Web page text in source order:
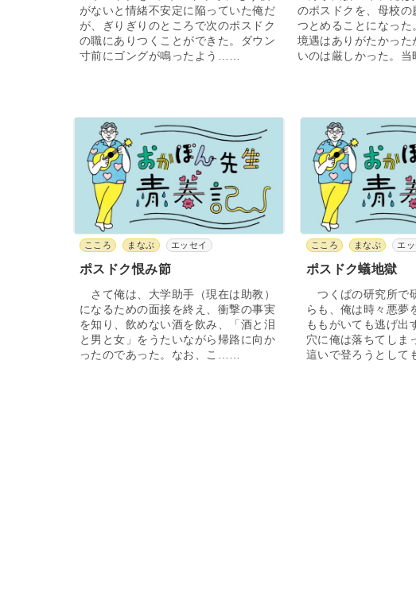
がないと情緒不安定に陥っていた俺だ
が、ぎりぎりのところで次のポスドク
の職にありつくことができた。ダウン
寸前にゴングが鳴ったよう……
のポスドクを、母校の
つとめることになった
境遇はありがたかった
いのは厳しかった。
こころ まなぶ エッセイ
ポスドク恨み節
さて俺は、大学助手（現在は助教）
になるための面接を終え、衝撃の事実
を知り、飲めない酒を飲み、「酒と泪
と男と女」をうたいながら帰路に向か
ったのであった。なお、こ……
こころ まなぶ エ
ポスドク蟻地獄
つくばの研究所で
らも、俺は時々悪夢
ももがいても逃げ出
穴に俺は落ちてしま
這いで登ろうとして